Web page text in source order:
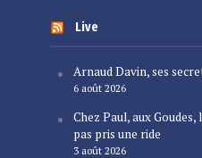
Live
Arnaud Davin, ses
6 août 2026
Chez Paul, aux Goudes,
pas pris une ride
3 août 2026